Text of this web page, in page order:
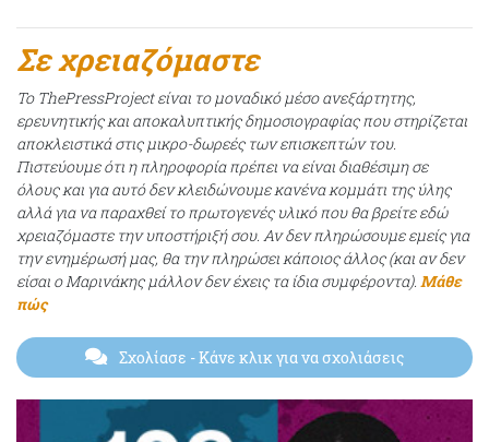
Σε χρειαζόμαστε
Το ThePressProject είναι το μοναδικό μέσο ανεξάρτητης,
ερευνητικής και αποκαλυπτικής δημοσιογραφίας που στηρίζεται
αποκλειστικά στις μικρο-δωρεές των επισκεπτών του.
Πιστεύουμε ότι η πληροφορία πρέπει να είναι διαθέσιμη σε
όλους και για αυτό δεν κλειδώνουμε κανένα κομμάτι της ύλης
αλλά για να παραχθεί το πρωτογενές υλικό που θα βρείτε εδώ
χρειαζόμαστε την υποστήριξή σου. Αν δεν πληρώσουμε εμείς για
την ενημέρωσή μας, θα την πληρώσει κάποιος άλλος (και αν δεν
είσαι ο Μαρινάκης μάλλον δεν έχεις τα ίδια συμφέροντα). Μάθε
πώς
Σχολίασε - Κάνε κλικ για να σχολιάσεις